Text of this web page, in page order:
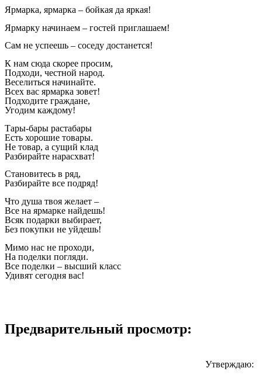
Ярмарка, ярмарка – бойкая да яркая!
Ярмарку начинаем – гостей приглашаем!
Сам не успеешь – соседу достанется!
К нам сюда скорее просим,
Подходи, честной народ.
Веселиться начинайте.
Всех вас ярмарка зовет!
Подходите граждане,
Угодим каждому!
Тары-бары растабары
Есть хорошие товары.
Не товар, а сущий клад
Разбирайте нарасхват!
Становитесь в ряд,
Разбирайте все подряд!
Что душа твоя желает –
Все на ярмарке найдешь!
Всяк подарки выбирает,
Без покупки не уйдешь!
Мимо нас не проходи,
На поделки погляди.
Все поделки – высший класс
Удивят сегодня вас!
Предварительный просмотр:
Утверждаю: